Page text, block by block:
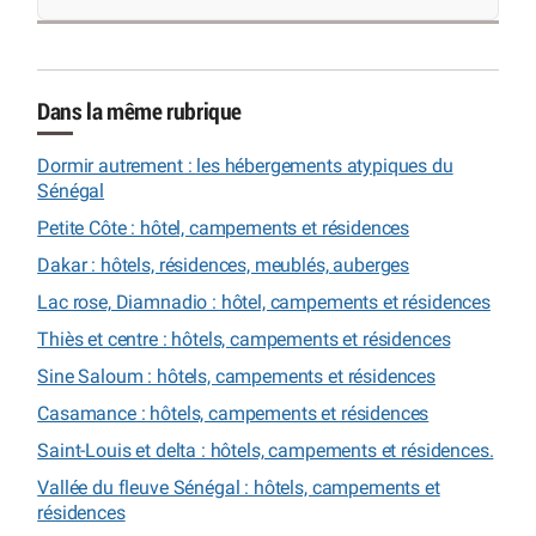
Dans la même rubrique
Dormir autrement : les hébergements atypiques du
Sénégal
Petite Côte : hôtel, campements et résidences
Dakar : hôtels, résidences, meublés, auberges
Lac rose, Diamnadio : hôtel, campements et résidences
Thiès et centre : hôtels, campements et résidences
Sine Saloum : hôtels, campements et résidences
Casamance : hôtels, campements et résidences
Saint-Louis et delta : hôtels, campements et résidences.
Vallée du fleuve Sénégal : hôtels, campements et
résidences